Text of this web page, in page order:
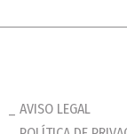
AVISO LEGAL